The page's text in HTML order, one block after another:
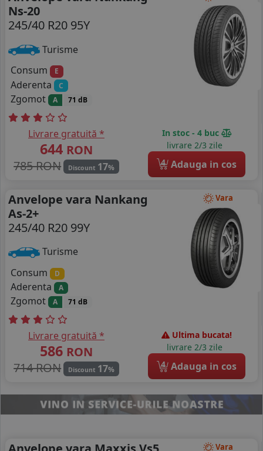
Ns-20
245/40 R20 95Y
Turisme
Consum
E
Aderenta C
Zgomot A 71 dB
Livrare gratuită *
644 RON
785 RON
Discount 17%
In stoc - 4 buc
livrare 2/3 zile
4 Adauga in cos
Vara
Anvelope vara Nankang
As-2+
245/40 R20 99Y
Turisme
Consum
D
Aderenta A
Zgomot A 71 dB
Livrare gratuită *
586 RON
714 RON
Discount 17%
Ultima bucata!
livrare 2/3 zile
4 Adauga in cos
Vara